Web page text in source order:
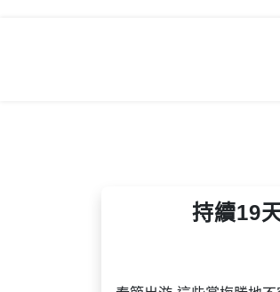
持續19